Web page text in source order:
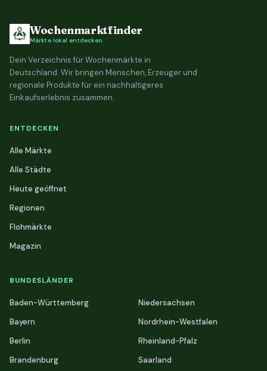
Wochenmarktfinder
Märkte lokal entdecken
Dein Verzeichnis für Wochenmärkte in
Deutschland. Wir bringen Menschen, Erzeuger und
regionale Produkte für ein nachhaltigeres
Einkaufserlebnis zusammen.
ENTDECKEN
Alle Märkte
Alle Städte
Heute geöffnet
Regionen
Flohmärkte
Magazin
BUNDESLÄNDER
Baden-Württemberg
Bayern
Berlin
Brandenburg
Niedersachsen
Nordrhein-Westfalen
Rheinland-Pfalz
Saarland